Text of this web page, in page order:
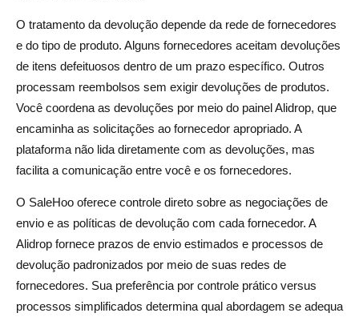
O tratamento da devolução depende da rede de fornecedores
e do tipo de produto. Alguns fornecedores aceitam devoluções
de itens defeituosos dentro de um prazo específico. Outros
processam reembolsos sem exigir devoluções de produtos.
Você coordena as devoluções por meio do painel Alidrop, que
encaminha as solicitações ao fornecedor apropriado. A
plataforma não lida diretamente com as devoluções, mas
facilita a comunicação entre você e os fornecedores.
O SaleHoo oferece controle direto sobre as negociações de
envio e as políticas de devolução com cada fornecedor. A
Alidrop fornece prazos de envio estimados e processos de
devolução padronizados por meio de suas redes de
fornecedores. Sua preferência por controle prático versus
processos simplificados determina qual abordagem se adequa